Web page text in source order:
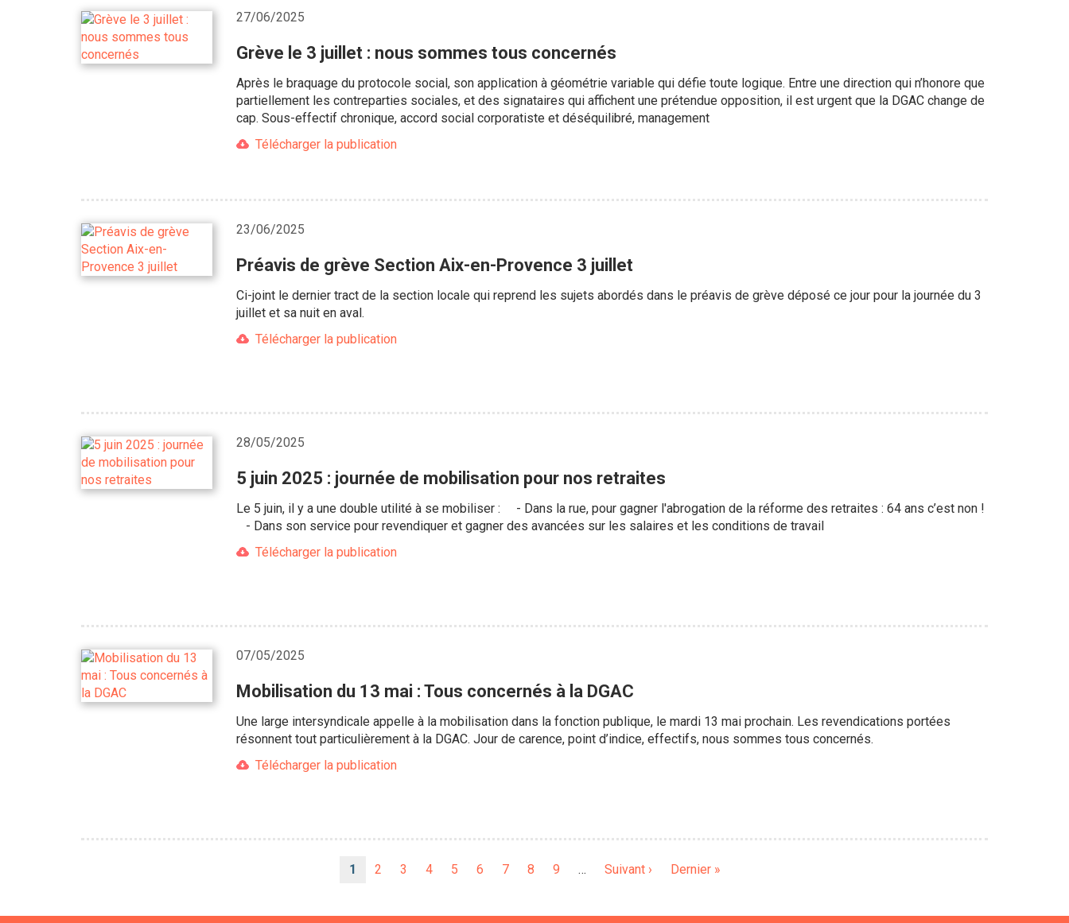
27/06/2025
Grève le 3 juillet : nous sommes tous concernés
Après le braquage du protocole social, son application à géométrie variable qui défie toute logique. Entre une direction qui n’honore que
partiellement les contreparties sociales, et des signataires qui affichent une prétendue opposition, il est urgent que la DGAC change de
cap. Sous-effectif chronique, accord social corporatiste et déséquilibré, management
Télécharger la publication
23/06/2025
Préavis de grève Section Aix-en-Provence 3 juillet
Ci-joint le dernier tract de la section locale qui reprend les sujets abordés dans le préavis de grève déposé ce jour pour la journée du 3
juillet et sa nuit en aval.
Télécharger la publication
28/05/2025
5 juin 2025 : journée de mobilisation pour nos retraites
Le 5 juin, il y a une double utilité à se mobiliser : - Dans la rue, pour gagner l'abrogation de la réforme des retraites : 64 ans c’est non !
- Dans son service pour revendiquer et gagner des avancées sur les salaires et les conditions de travail
Télécharger la publication
07/05/2025
Mobilisation du 13 mai : Tous concernés à la DGAC
Une large intersyndicale appelle à la mobilisation dans la fonction publique, le mardi 13 mai prochain. Les revendications portées
résonnent tout particulièrement à la DGAC. Jour de carence, point d’indice, effectifs, nous sommes tous concernés.
Télécharger la publication
Page
1 Page
2 Page
3 Page
4 Page
5 Page
6 Page
7 Page
8 Page
9 …
Page
Suivant ›
Dernière
Dernier »